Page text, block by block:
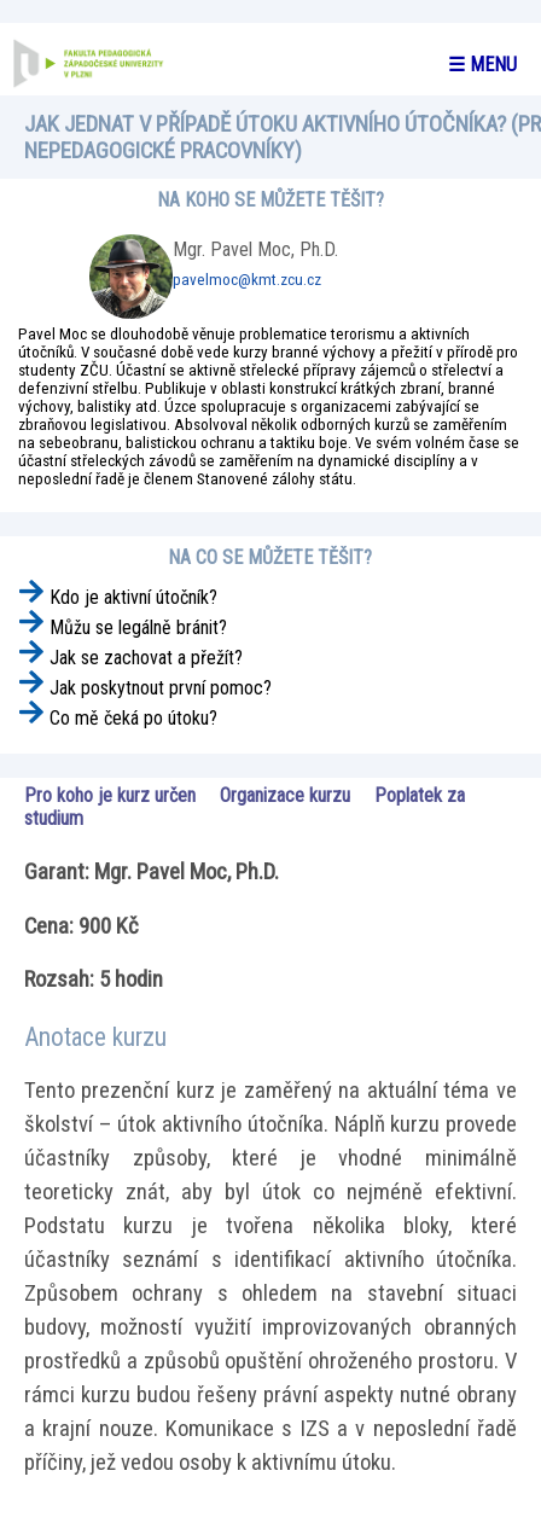
☰ MENU
JAK JEDNAT V PŘÍPADĚ ÚTOKU AKTIVNÍHO ÚTOČNÍKA?
NEPEDAGOGICKÉ PRACOVNÍKY)
NA KOHO SE MŮŽETE TĚŠIT?
Mgr. Pavel Moc, Ph.D.
pavelmoc@kmt.zcu.cz
Pavel Moc se dlouhodobě věnuje problematice terorismu a aktivních
útočníků. V současné době vede kurzy branné výchovy a přežití v přírodě pro
studenty ZČU. Účastní se aktivně střelecké přípravy zájemců o střelectví a
defenzivní střelbu. Publikuje v oblasti konstrukcí krátkých zbraní, branné
výchovy, balistiky atd. Úzce spolupracuje s organizacemi zabývající se
zbraňovou legislativou. Absolvoval několik odborných kurzů se zaměřením
na sebeobranu, balistickou ochranu a taktiku boje. Ve svém volném čase se
účastní střeleckých závodů se zaměřením na dynamické disciplíny a v
neposlední řadě je členem Stanovené zálohy státu.
NA CO SE MŮŽETE TĚŠIT?
Kdo je aktivní útočník?
Můžu se legálně bránit?
Jak se zachovat a přežít?
Jak poskytnout první pomoc?
Co mě čeká po útoku?
Pro koho je kurz určen Organizace kurzu
Poplatek za
studium
Garant: Mgr. Pavel Moc, Ph.D.
Cena: 900 Kč
Rozsah: 5 hodin
Anotace kurzu
Tento prezenční kurz je zaměřený na aktuální téma ve
školství – útok aktivního útočníka. Náplň kurzu provede
účastníky způsoby, které je vhodné minimálně
teoreticky znát, aby byl útok co nejméně efektivní.
Podstatu kurzu je tvořena několika bloky, které
účastníky seznámí s identifikací aktivního útočníka.
Způsobem ochrany s ohledem na stavební situaci
budovy, možností využití improvizovaných obranných
prostředků a způsobů opuštění ohroženého prostoru. V
rámci kurzu budou řešeny právní aspekty nutné obrany
a krajní nouze. Komunikace s IZS a v neposlední řadě
příčiny, jež vedou osoby k aktivnímu útoku.